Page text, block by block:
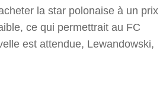
la star polonaise à un prix
ce qui permettrait au FC
est attendue, Lewandowski,